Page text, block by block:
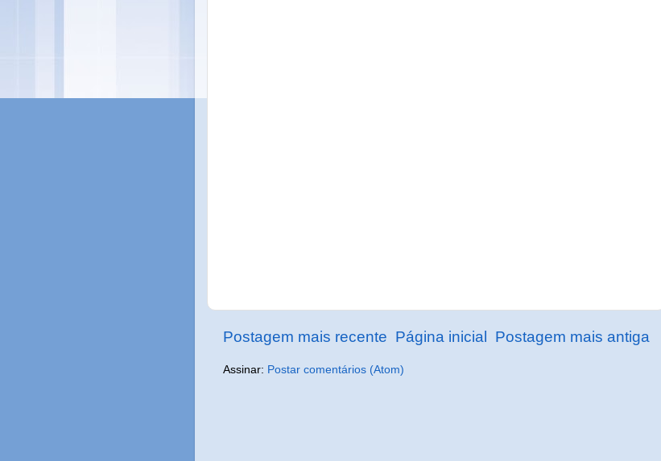
Postagem mais recente Postagem mais antiga
Página inicial
Assinar: Postar comentários (Atom)